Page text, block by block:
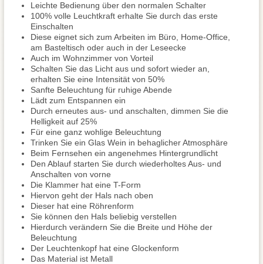
Leichte Bedienung über den normalen Schalter
100% volle Leuchtkraft erhalte Sie durch das erste
Einschalten
Diese eignet sich zum Arbeiten im Büro, Home-Office,
am Basteltisch oder auch in der Leseecke
Auch im Wohnzimmer von Vorteil
Schalten Sie das Licht aus und sofort wieder an,
erhalten Sie eine Intensität von 50%
Sanfte Beleuchtung für ruhige Abende
Lädt zum Entspannen ein
Durch erneutes aus- und anschalten, dimmen Sie die
Helligkeit auf 25%
Für eine ganz wohlige Beleuchtung
Trinken Sie ein Glas Wein in behaglicher Atmosphäre
Beim Fernsehen ein angenehmes Hintergrundlicht
Den Ablauf starten Sie durch wiederholtes Aus- und
Anschalten von vorne
Die Klammer hat eine T-Form
Hiervon geht der Hals nach oben
Dieser hat eine Röhrenform
Sie können den Hals beliebig verstellen
Hierdurch verändern Sie die Breite und Höhe der
Beleuchtung
Der Leuchtenkopf hat eine Glockenform
Das Material ist Metall